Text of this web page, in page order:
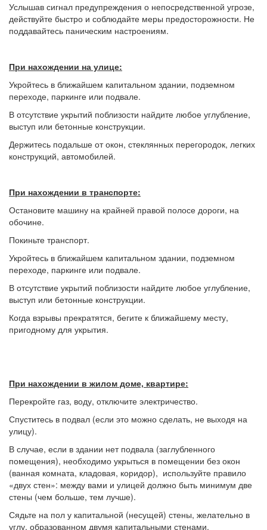
Услышав сигнал предупреждения о непосредственной угрозе,
действуйте быстро и соблюдайте меры предосторожности. Не
поддавайтесь паническим настроениям.
При нахождении на улице:
Укройтесь в ближайшем капитальном здании, подземном
переходе, паркинге или подвале.
В отсутствие укрытий поблизости найдите любое углубление,
выступ или бетонные конструкции.
Держитесь подальше от окон, стеклянных перегородок, легких
конструкций, автомобилей.
При нахождении в транспорте:
Остановите машину на крайней правой полосе дороги, на
обочине.
Покиньте транспорт.
Укройтесь в ближайшем капитальном здании, подземном
переходе, паркинге или подвале.
В отсутствие укрытий поблизости найдите любое углубление,
выступ или бетонные конструкции.
Когда взрывы прекратятся, бегите к ближайшему месту,
пригодному для укрытия.
При нахождении в жилом доме, квартире:
Перекройте газ, воду, отключите электричество.
Спуститесь в подвал (если это можно сделать, не выходя на
улицу).
В случае, если в здании нет подвала (заглубленного
помещения), необходимо укрыться в помещении без окон
(ванная комната, кладовая, коридор), используйте правило
«двух стен»: между вами и улицей должно быть минимум две
стены (чем больше, тем лучше).
Сядьте на пол у капитальной (несущей) стены, желательно в
углу, образованном двумя капитальными стенами.